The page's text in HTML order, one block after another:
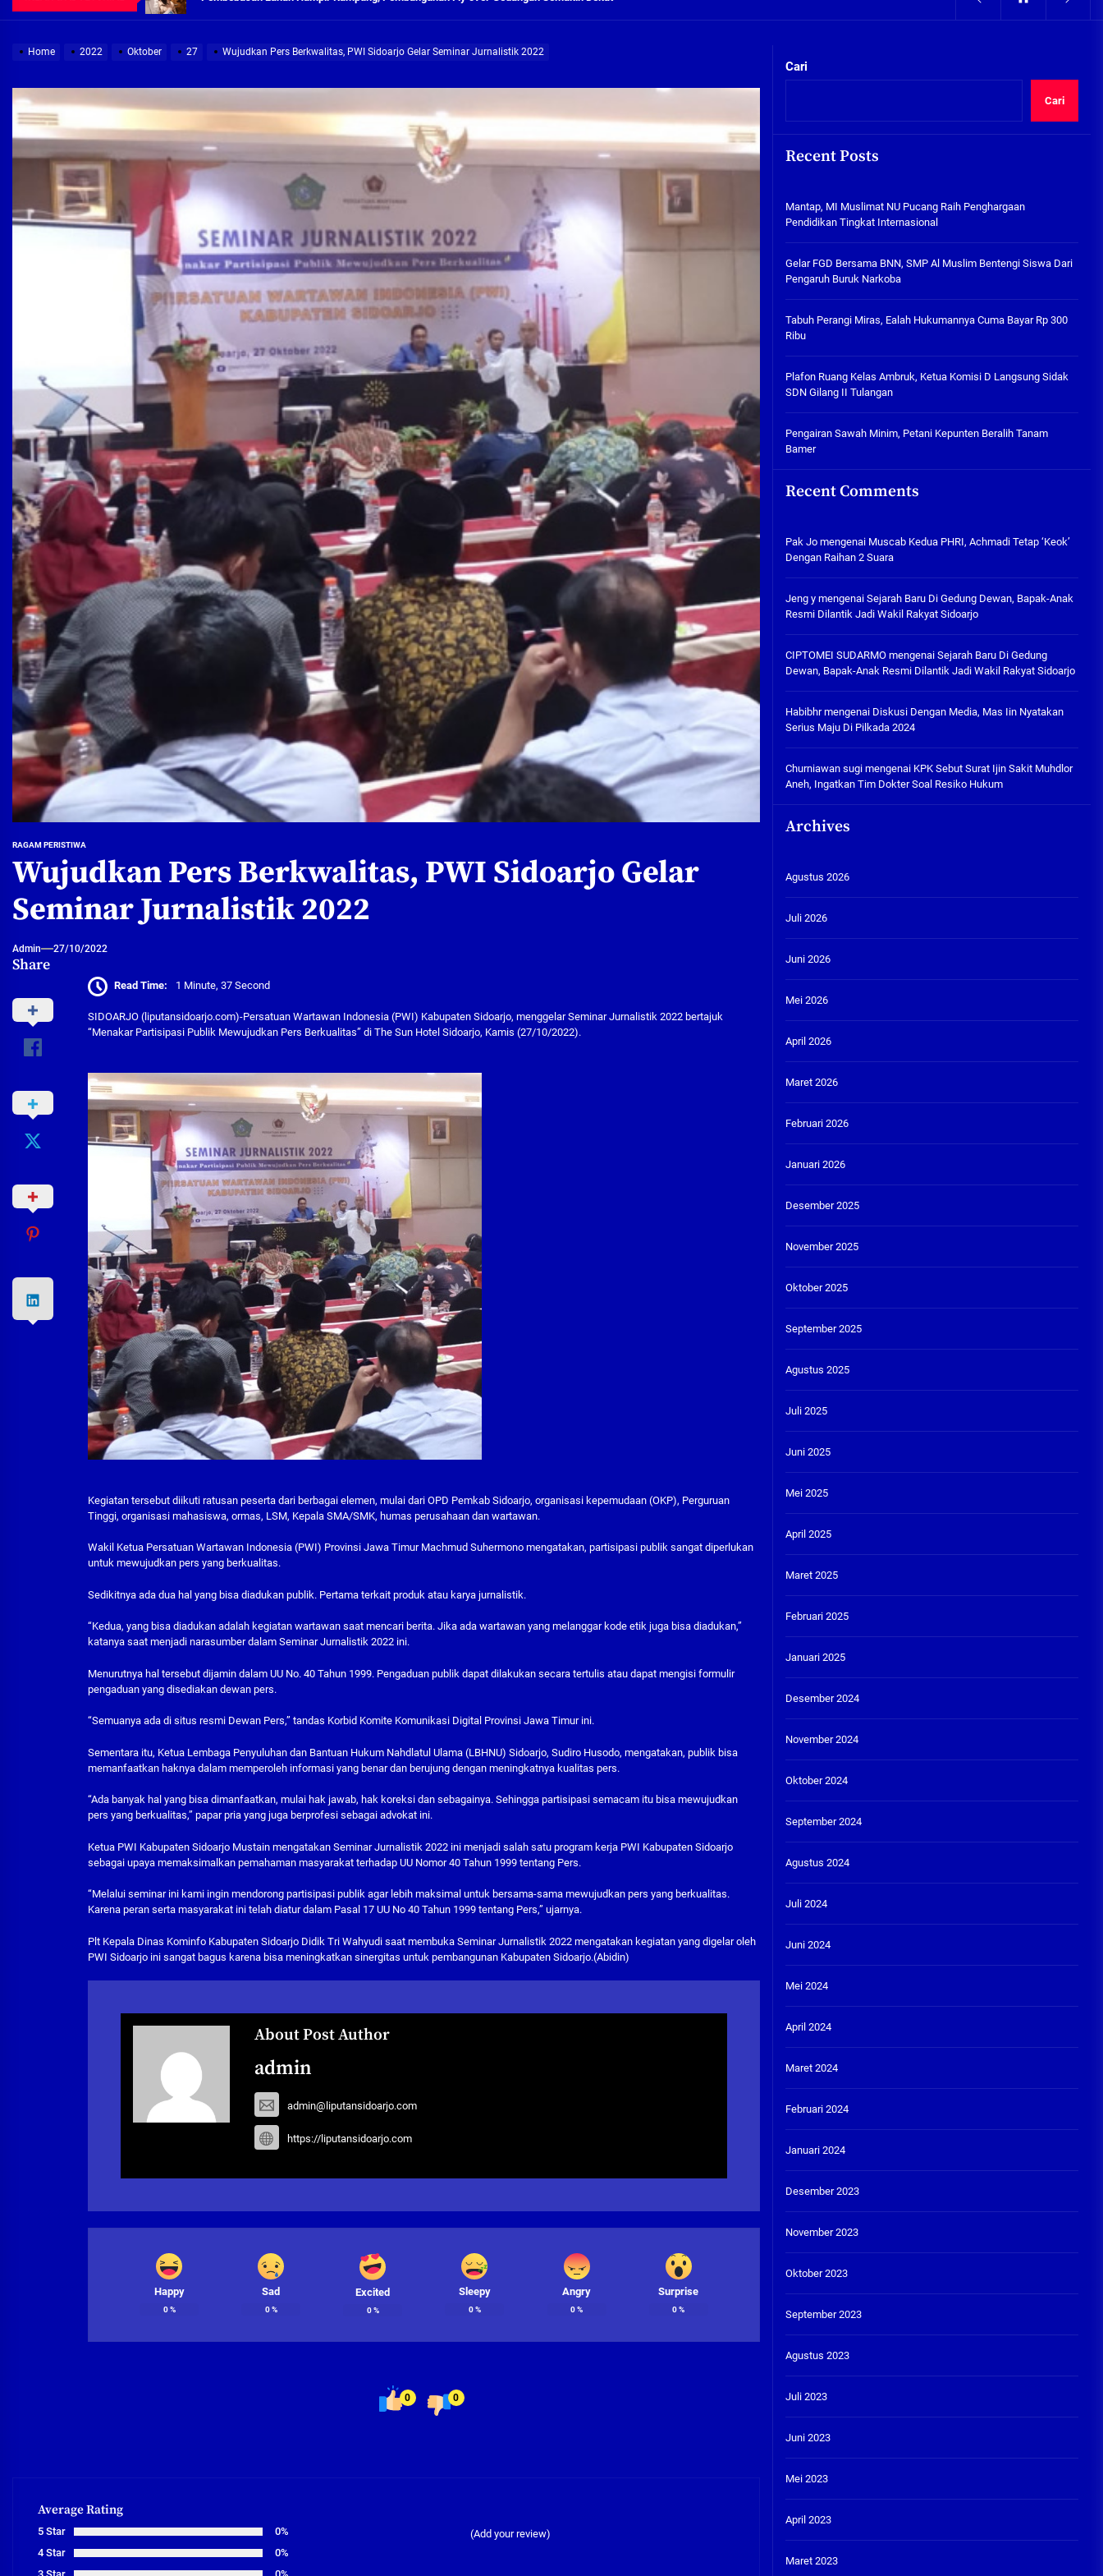
05/08/2026
Mantap, MI Muslimat NU
Pucang Raih Penghargaan
Gelar FGD Bersama BNN, SMP Al
Muslim Bentengi Siswa Dari
Pengaruh Buruk Narkoba
05/08/2026
300 Ribu
Plafon Ruang Kelas Ambruk,
Ketua Komisi D Langsung Sidak
SDN Gilang II Tulangan
05/08/2026
05/08/2026
Pembebasan Lahan Hampir Rampung, Pembangunan Fly over Gedangan Semakin Dekat
Terima aduan warga, Komisi A cari solusi masalah warga Seketi dan Urangagung
Demi Jajaran Direksi Delta Tirta Yang Profesional Dan Kapabel, Komisi B Dua Kali Panggil Pansel Dan Minta Ada Pakta Integritas
Home 2022 Oktober 27 Wujudkan Pers Berkwalitas, PWI Sidoarjo Gelar Seminar Jurnalistik 2022
RAGAM PERISTIWA
Wujudkan Pers Berkwalitas, PWI Sidoarjo Gelar
Seminar Jurnalistik 2022
Admin 27/10/2022
Share
Read Time: 1 Minute, 37 Second
SIDOARJO (liputansidoarjo.com)-Persatuan Wartawan Indonesia (PWI) Kabupaten Sidoarjo, menggelar Seminar Jurnalistik 2022 bertajuk
“Menakar Partisipasi Publik Mewujudkan Pers Berkualitas” di The Sun Hotel Sidoarjo, Kamis (27/10/2022).
Kegiatan tersebut diikuti ratusan peserta dari berbagai elemen, mulai dari OPD Pemkab Sidoarjo, organisasi kepemudaan (OKP), Perguruan
Tinggi, organisasi mahasiswa, ormas, LSM, Kepala SMA/SMK, humas perusahaan dan wartawan.
Wakil Ketua Persatuan Wartawan Indonesia (PWI) Provinsi Jawa Timur Machmud Suhermono mengatakan, partisipasi publik sangat diperlukan
untuk mewujudkan pers yang berkualitas.
Sedikitnya ada dua hal yang bisa diadukan publik. Pertama terkait produk atau karya jurnalistik.
“Kedua, yang bisa diadukan adalah kegiatan wartawan saat mencari berita. Jika ada wartawan yang melanggar kode etik juga bisa diadukan,”
katanya saat menjadi narasumber dalam Seminar Jurnalistik 2022 ini.
Menurutnya hal tersebut dijamin dalam UU No. 40 Tahun 1999. Pengaduan publik dapat dilakukan secara tertulis atau dapat mengisi formulir
pengaduan yang disediakan dewan pers.
“Semuanya ada di situs resmi Dewan Pers,” tandas Korbid Komite Komunikasi Digital Provinsi Jawa Timur ini.
Sementara itu, Ketua Lembaga Penyuluhan dan Bantuan Hukum Nahdlatul Ulama (LBHNU) Sidoarjo, Sudiro Husodo, mengatakan, publik bisa
memanfaatkan haknya dalam memperoleh informasi yang benar dan berujung dengan meningkatnya kualitas pers.
“Ada banyak hal yang bisa dimanfaatkan, mulai hak jawab, hak koreksi dan sebagainya. Sehingga partisipasi semacam itu bisa mewujudkan
pers yang berkualitas,” papar pria yang juga berprofesi sebagai advokat ini.
Ketua PWI Kabupaten Sidoarjo Mustain mengatakan Seminar Jurnalistik 2022 ini menjadi salah satu program kerja PWI Kabupaten Sidoarjo
sebagai upaya memaksimalkan pemahaman masyarakat terhadap UU Nomor 40 Tahun 1999 tentang Pers.
“Melalui seminar ini kami ingin mendorong partisipasi publik agar lebih maksimal untuk bersama-sama mewujudkan pers yang berkualitas.
Karena peran serta masyarakat ini telah diatur dalam Pasal 17 UU No 40 Tahun 1999 tentang Pers,” ujarnya.
Plt Kepala Dinas Kominfo Kabupaten Sidoarjo Didik Tri Wahyudi saat membuka Seminar Jurnalistik 2022 mengatakan kegiatan yang digelar oleh
PWI Sidoarjo ini sangat bagus karena bisa meningkatkan sinergitas untuk pembangunan Kabupaten Sidoarjo.(Abidin)
About Post Author
admin
admin@liputansidoarjo.com
https://liputansidoarjo.com
Happy
0%
Sad
0%
Excited
0%
Sleepy
0%
Angry
0%
Surprise
0%
0 0
Average Rating
5 Star
0%
4 Star
0%
(Add your review)
Cari
Cari
Recent Posts
Mantap, MI Muslimat NU Pucang Raih Penghargaan
Pendidikan Tingkat Internasional
Gelar FGD Bersama BNN, SMP Al Muslim Bentengi Siswa Dari
Pengaruh Buruk Narkoba
Tabuh Perangi Miras, Ealah Hukumannya Cuma Bayar Rp 300
Ribu
Plafon Ruang Kelas Ambruk, Ketua Komisi D Langsung Sidak
SDN Gilang II Tulangan
Pengairan Sawah Minim, Petani Kepunten Beralih Tanam
Bamer
Recent Comments
Pak Jomengenai Muscab Kedua PHRI, Achmadi Tetap ‘Keok’
Dengan Raihan 2 Suara
Jeng ymengenai Sejarah Baru Di Gedung Dewan, Bapak-Anak
Resmi Dilantik Jadi Wakil Rakyat Sidoarjo
CIPTOMEI SUDARMOmengenai Sejarah Baru Di Gedung
Dewan, Bapak-Anak Resmi Dilantik Jadi Wakil Rakyat Sidoarjo
Habibhrmengenai Diskusi Dengan Media, Mas Iin Nyatakan
Serius Maju Di Pilkada 2024
Churniawan sugimengenai KPK Sebut Surat Ijin Sakit Muhdlor
Aneh, Ingatkan Tim Dokter Soal Resiko Hukum
Archives
Agustus 2026
Juli 2026
Juni 2026
Mei 2026
April 2026
Maret 2026
Februari 2026
Januari 2026
Desember 2025
November 2025
Oktober 2025
September 2025
Agustus 2025
Juli 2025
Juni 2025
Mei 2025
April 2025
Maret 2025
Februari 2025
Januari 2025
Desember 2024
November 2024
Oktober 2024
September 2024
Agustus 2024
Juli 2024
Juni 2024
Mei 2024
April 2024
Maret 2024
Februari 2024
Januari 2024
Desember 2023
November 2023
Oktober 2023
September 2023
Agustus 2023
Juli 2023
Juni 2023
Mei 2023
April 2023
Maret 2023